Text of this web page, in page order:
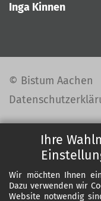
Ihre
Wir möchten Ihnen
Dazu verwenden wir
Website notwendig
Inga Kinnen
© Bistum Aachen